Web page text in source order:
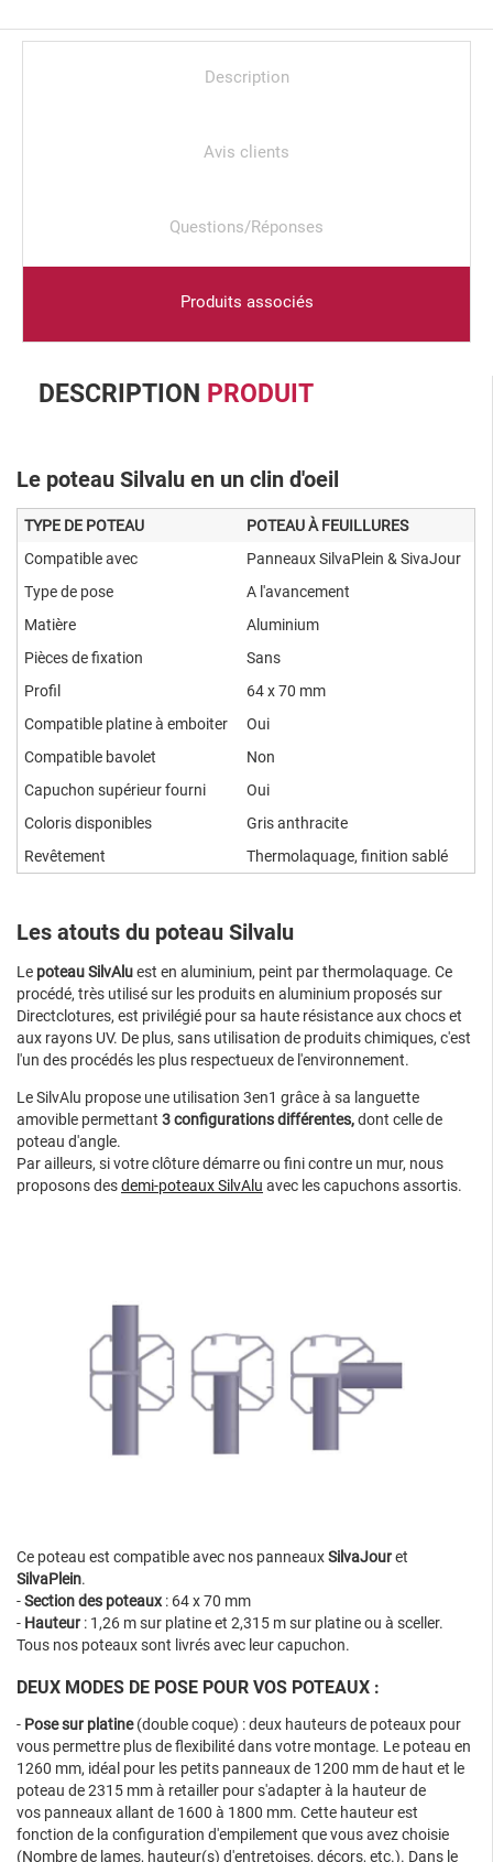
Description
Avis clients
Questions/Réponses
Produits associés
DESCRIPTION PRODUIT
Le poteau Silvalu en un clin d'oeil
TYPE DE POTEAU
POTEAU À FEUILLURES
Compatible avec
Panneaux SilvaPlein & SivaJour
Type de pose
A l'avancement
Matière
Aluminium
Pièces de fixation
Sans
Profil
64 x 70 mm
Compatible platine à emboiter
Oui
Compatible bavolet
Non
Capuchon supérieur fourni
Oui
Coloris disponibles
Gris anthracite
Revêtement
Thermolaquage, finition sablé
Les atouts du poteau Silvalu
Le poteau SilvAluest en aluminium, peint par thermolaquage. Ce
procédé, très utilisé sur les produits en aluminium proposés sur
Directclotures, est privilégié pour sa haute résistance aux chocs et
aux rayons UV. De plus, sans utilisation de produits chimiques, c'est
l'un des procédés les plus respectueux de l'environnement.
Le SilvAlu propose une utilisation 3en1 grâce à sa languette
amovible permettant 3 configurations différentes,dont celle de
poteau d'angle.
Par ailleurs, si votre clôture démarre ou fini contre un mur, nous
proposons desdemi-poteaux SilvAlu avec les capuchons assortis.
Ce poteau est compatible avec nos panneauxSilvaJouret
SilvaPlein.
-Section des poteaux : 64 x 70 mm
- Hauteur : 1,26 m sur platine et 2,315 m sur platine ou à sceller.
Tous nos poteaux sont livrés avec leur capuchon.
DEUX MODES DE POSE POUR VOS POTEAUX :
- Pose sur platine(double coque) : deux hauteurs de poteaux pour
vous permettre plus de flexibilité dans votre montage. Le poteau en
1260 mm, idéal pour les petits panneaux de 1200 mm de haut et le
poteau de 2315 mm à retailler pour s'adapter à la hauteur de
vos panneaux allant de 1600 à 1800 mm. Cette hauteur est
fonction de la configuration d'empilement que vous avez choisie
(Nombre de lames, hauteur(s) d'entretoises, décors, etc.). Dans le